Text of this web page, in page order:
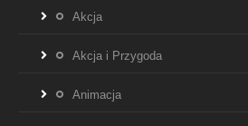
Akcja
Akcja i Przygoda
Animacja